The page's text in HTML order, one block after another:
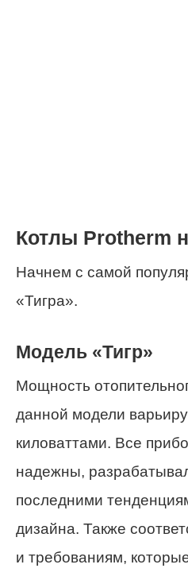
Котлы Protherm
Начнем с самой
«Тигра».
Модель «Тигр»
Мощность
данной модели
киловаттами. Все
надежны,
последними
дизайна. Также
и требованиям,